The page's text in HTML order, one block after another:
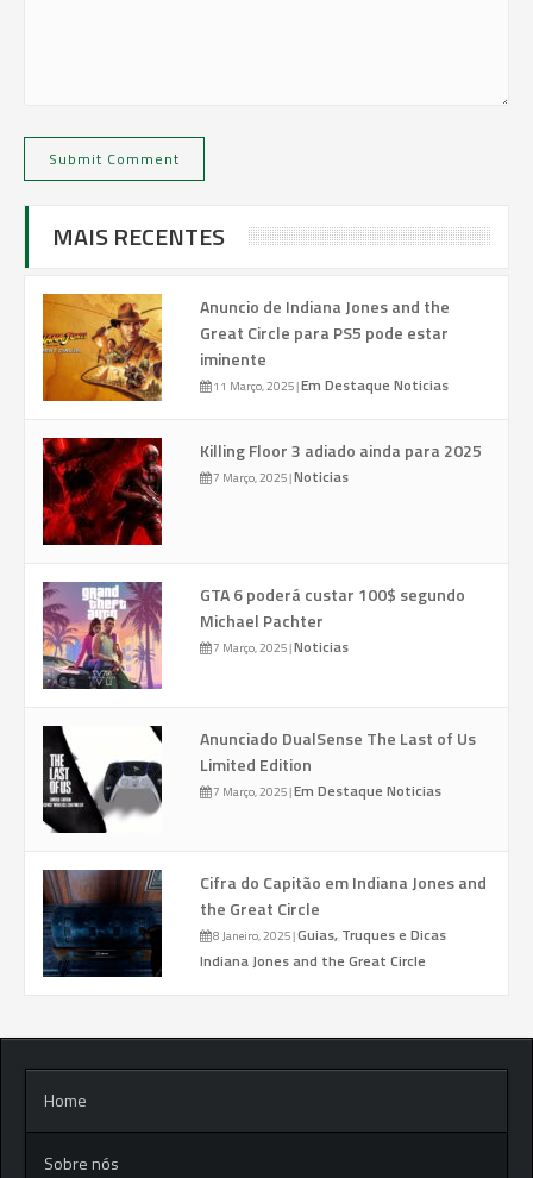
MAIS RECENTES
Anuncio de Indiana Jones and the
Great Circle para PS5 pode estar
iminente
11 Março, 2025|Em Destaque Noticias
Killing Floor 3 adiado ainda para 2025
7 Março, 2025|Noticias
GTA 6 poderá custar 100$ segundo
Michael Pachter
7 Março, 2025|Noticias
Anunciado DualSense The Last of Us
Limited Edition
7 Março, 2025|Em Destaque Noticias
Cifra do Capitão em Indiana Jones and
the Great Circle
8 Janeiro, 2025|Guias, Truques e Dicas
Indiana Jones and the Great Circle
Home
Sobre nós